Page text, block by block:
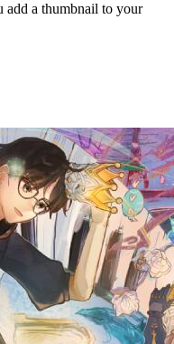
add a thumbnail to your